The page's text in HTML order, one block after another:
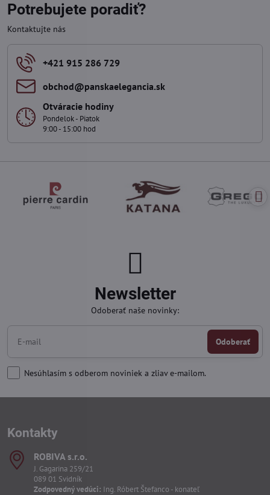
Potrebujete poradiť?
Kontaktujte nás
+421 915 286 729
obchod​@panskaelegancia​.sk
Otváracie hodiny
Pondelok - Piatok
9:00 - 15:00 hod
Newsletter
Odoberať naše novinky:
Odoberať
Nesúhlasím s odberom noviniek a zliav e-mailom.
Kontakty
ROBIVA s​.r​.o​.
J. Gagarina 259/21
089 01 Svidník
Zodpovedný vedúci: Ing. Róbert Štefanco - konateľ